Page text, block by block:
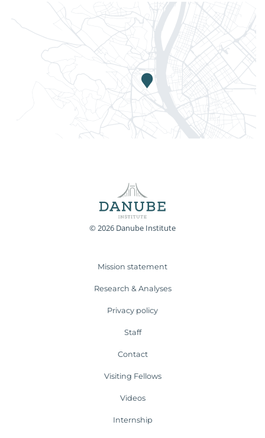
© 2026 Danube Institute
Mission statement
Research & Analyses
Privacy policy
Staff
Contact
Visiting Fellows
Videos
Internship